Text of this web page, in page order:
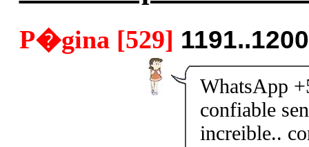
P�gina [529]
WhatsApp
confiable
increible..